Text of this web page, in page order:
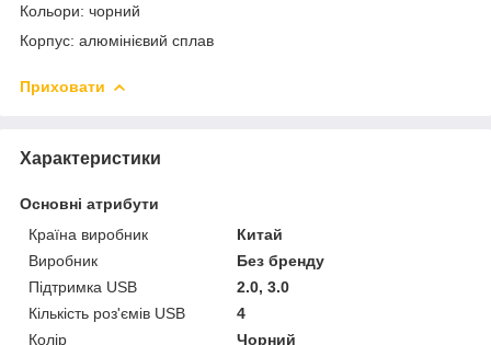
Кольори: чорний
Корпус: алюмінієвий сплав
Приховати
Характеристики
Основні атрибути
Країна виробник
Китай
Виробник
Без бренду
Підтримка USB
2.0, 3.0
Кількість роз'ємів USB
4
Колір
Чорний